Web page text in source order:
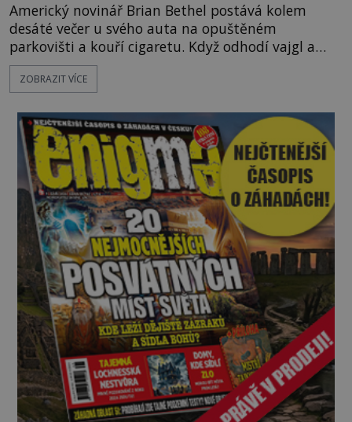
Americký novinář Brian Bethel postává kolem
desáté večer u svého auta na opuštěném
parkovišti a kouří cigaretu. Když odhodí vajgl a
chystá se nastoupit do auta, přijdou k němu dva
mladí chlapci, kterým může být okolo 14 let.
pouhých několik minut od tohoto parkoviště,“
zeptá se suverénně jeden z nich. P
ZOBRAZIT VÍCE